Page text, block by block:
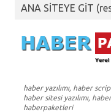
ANA SİTEYE GİT
haber yazılımı, haber
haber sitesi yazılımı,
haberpaketleri